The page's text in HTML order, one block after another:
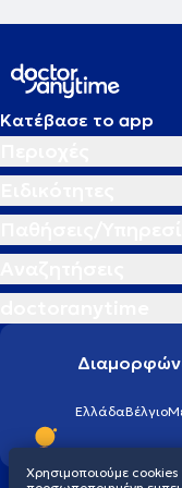
Κατέβασε το app
ΕλλάδαΒέλγιο
Χρησιμοποιούμε